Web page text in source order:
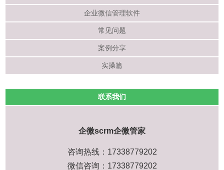
企业微信管理软件
常见问题
案例分享
实操篇
联系我们
企微scrm企微管家
咨询热线：17338779202
微信咨询：17338779202